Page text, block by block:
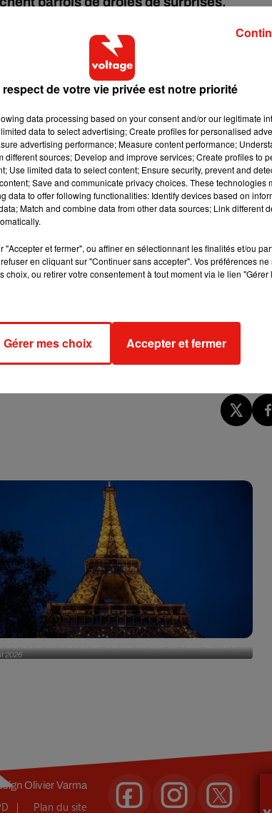
ont décidé, il y a quelques jours de refaire leur salle
d’un des murs.
entreprend en effet de refaire entièrement la salle
après avoir cassé les carreaux d’un mur, surun
de plâtre,plusieurs photos et messages à
de bains durant l'été 1995. Si vous lisez ceci, cela
pas !?
photo de leur lapin Cassie avec un message de ce
pour aller au pot).
sociauxafin de retrouver la famille Shinseki.
sur la photo. Histoire à suivre.
2026
Olivier Varma
Plan du site
respect de votre vie privée est notre priorité
data processing based on your consent and/or our legitimate
data to select advertising; Create profiles for personalised
advertising performance; Measure content performance;
different sources; Develop and improve services; Create profiles to
Use limited data to select content; Ensure security, prevent and
Save and communicate privacy choices. These technologies
data to offer following functionalities: Identify devices based on
Match and combine data from other data sources; Link different
"Accepter et fermer", ou affiner en sélectionnant les finalités et/ou
en cliquant sur "Continuer sans accepter". Vos préférences
choix, ou retirer votre consentement à tout moment via le lien
Gérer mes choix Accepter et fermer